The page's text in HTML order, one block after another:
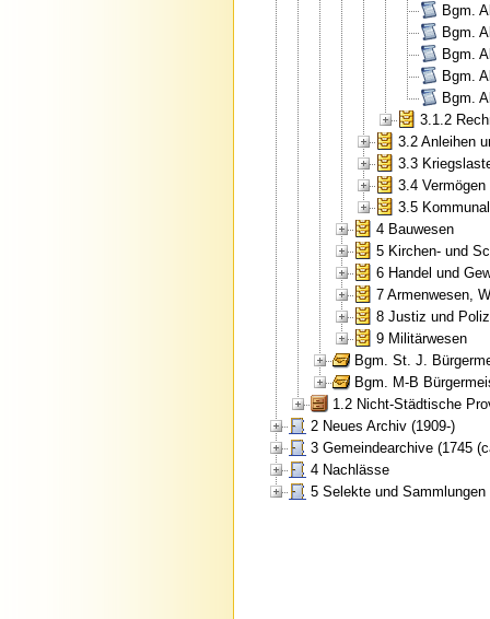
Bgm.
Bgm.
Bgm.
Bgm.
Bgm.
3.1.2
3.2 Anleihen
3.3
3.4
3.5
4 Bauwesen
5 Kirchen- und
6 Handel und
7 Armenwesen,
8 Justiz und
9 Militärwesen
Bgm. St. J.
Bgm. M-B
1.2 Nicht-Städtische
2 Neues Archiv (1909-)
3 Gemeindearchive (1745
4 Nachlässe
5 Selekte und Sammlungen